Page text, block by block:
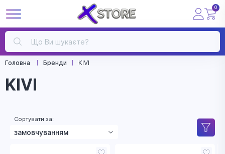
0
Головна Бренди KIVI
KIVI
Сортувати за: